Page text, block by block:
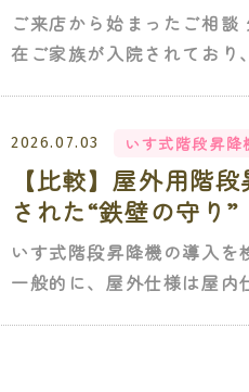
ご来店から始まったご相
在ご家族が入院されてお
2026.07.03 いす式階段昇降
【比較】屋外用階
された“鉄壁の守り”
いす式階段昇降機の導入を
一般的に、屋外仕様は屋